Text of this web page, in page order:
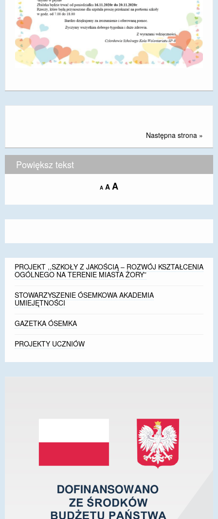
Następna strona »
Powiększ tekst
A Decrease
size.
A Reset
size.
AIncrease
size.
PROJEKT ,,SZKOŁY Z JAKOŚCIĄ – ROZWÓJ KSZTAŁCENIA
OGÓLNEGO NA TERENIE MIASTA ŻORY”
STOWARZYSZENIE ÓSEMKOWA AKADEMIA
UMIEJĘTNOŚCI
GAZETKA ÓSEMKA
PROJEKTY UCZNIÓW